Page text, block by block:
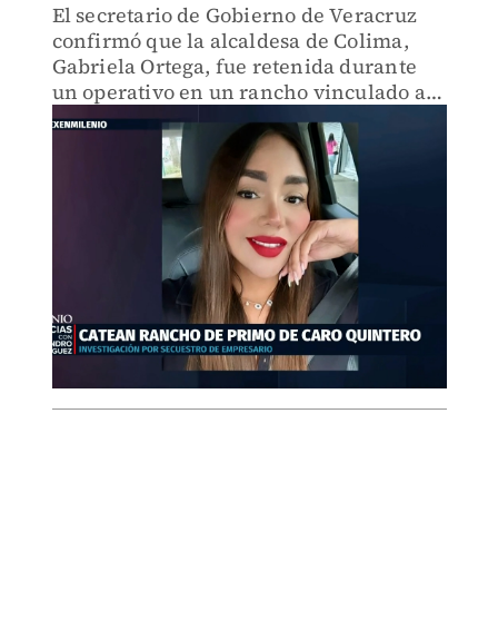
El secretario de Gobierno de Veracruz
confirmó que la alcaldesa de Colima,
Gabriela Ortega, fue retenida durante
un operativo en un rancho vinculado a
José Gil Caro Quintero, primo de Rafael
Caro Quintero.